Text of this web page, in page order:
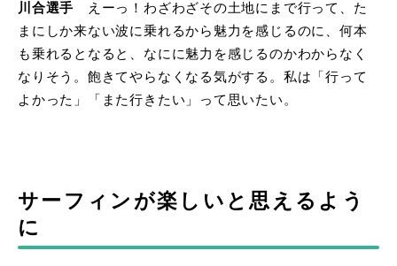
川合選手 えーっ！わざわざその土地にまで行って、た
まにしか来ない波に乗れるから魅力を感じるのに、何本
も乗れるとなると、なにに魅力を感じるのかわからなく
なりそう。飽きてやらなくなる気がする。私は「行って
よかった」「また行きたい」って思いたい。
サーフィンが楽しいと思えるよう
に